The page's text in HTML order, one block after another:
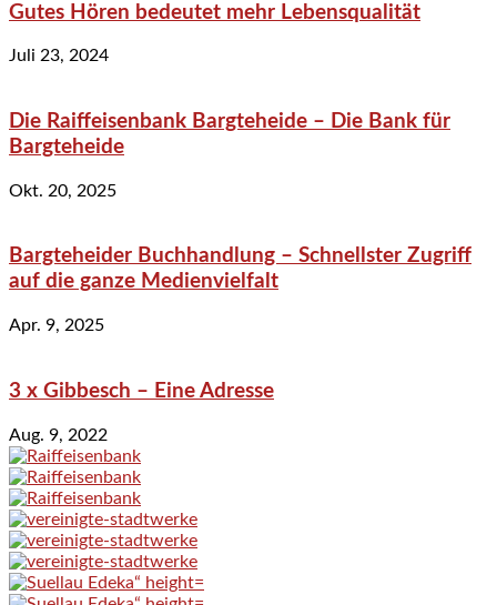
Gutes Hören bedeutet mehr Lebensqualität
Juli 23, 2024
Die Raiffeisenbank Bargteheide – Die Bank für
Bargteheide
Okt. 20, 2025
Bargteheider Buchhandlung – Schnellster Zugriff
auf die ganze Medienvielfalt
Apr. 9, 2025
3 x Gibbesch – Eine Adresse
Aug. 9, 2022